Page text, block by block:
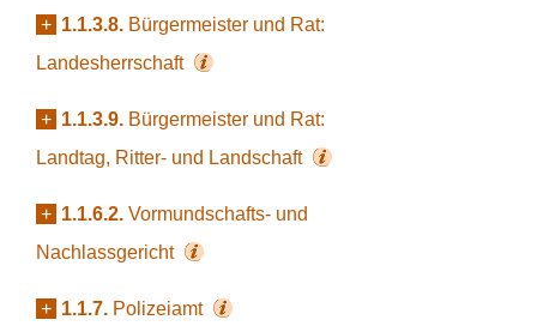
+ 1.1.3.8. Bürgermeister und Rat:
Landesherrschaft
+ 1.1.3.9. Bürgermeister und Rat:
Landtag, Ritter- und Landschaft
+ 1.1.6.2. Vormundschafts- und
Nachlassgericht
+ 1.1.7. Polizeiamt